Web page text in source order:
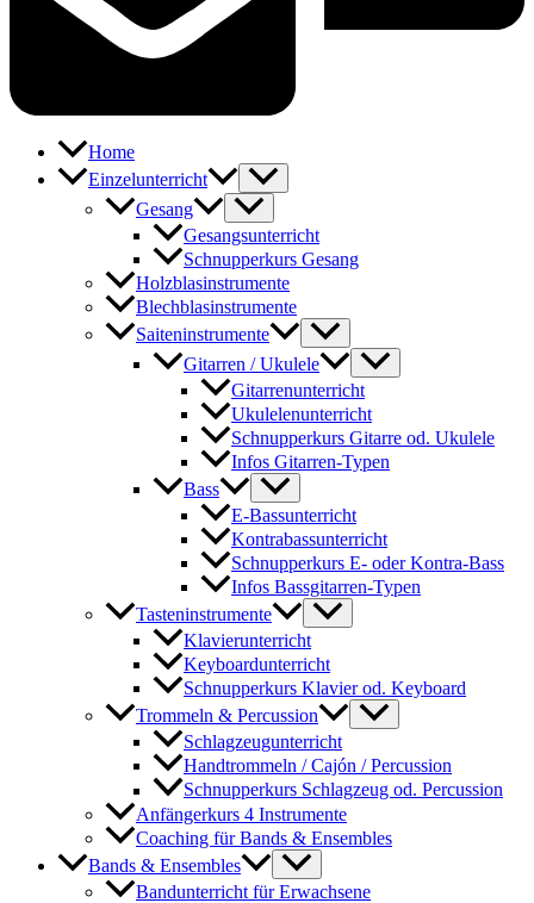
Home
Einzelunterricht
Gesang
Gesangsunterricht
Schnupperkurs Gesang
Holzblasinstrumente
Blechblasinstrumente
Saiteninstrumente
Gitarren / Ukulele
Gitarrenunterricht
Ukulelenunterricht
Schnupperkurs Gitarre od. Ukulele
Infos Gitarren-Typen
Bass
E-Bassunterricht
Kontrabassunterricht
Schnupperkurs E- oder Kontra-Bass
Infos Bassgitarren-Typen
Tasteninstrumente
Klavierunterricht
Keyboardunterricht
Schnupperkurs Klavier od. Keyboard
Trommeln & Percussion
Schlagzeugunterricht
Handtrommeln / Cajón / Percussion
Schnupperkurs Schlagzeug od. Percussion
Anfängerkurs 4 Instrumente
Coaching für Bands & Ensembles
Bands & Ensembles
Bandunterricht für Erwachsene